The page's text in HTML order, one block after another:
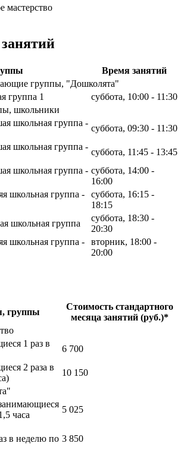
мастерство
Время занятий
группы, "Дошколята"
группа 1
суббота, 10:00 - 11:30
школьники
школьная группа -
суббота, 09:30 - 11:30
школьная группа -
суббота, 11:45 - 13:45
школьная группа - суббота, 14:00 -
16:00
школьная группа -
суббота, 16:15 -
18:15
школьная группа
суббота, 18:30 -
20:30
школьная группа -
вторник, 18:00 -
20:00
группы
Стоимость стандартного
месяца занятий (руб.)*
1 раз в
6 700
2 раза в
10 150
часа
5 025
в неделю по 3 850